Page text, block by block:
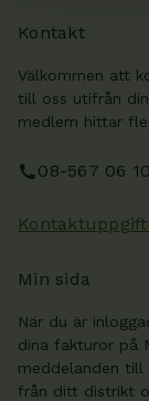
Kontakt
Välkommen att
till oss utifrån
medlem hittar
08-567 06
Min sida
När du är
dina fakturor på
meddelanden till
från ditt distrikt